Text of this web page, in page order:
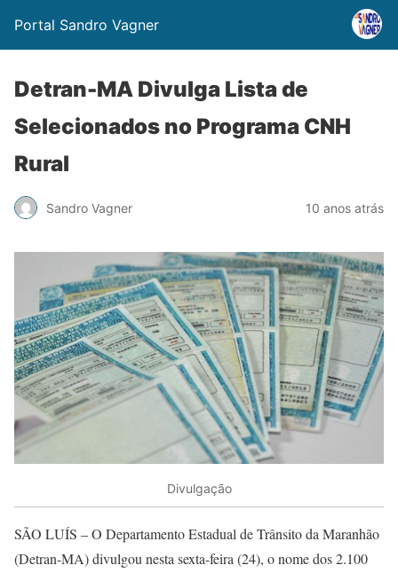
Portal Sandro Vagner
Detran-MA Divulga Lista de
Selecionados no Programa CNH
Rural
Sandro Vagner 10 anos atrás
Divulgação
SÃO LUÍS – O Departamento Estadual de Trânsito da Maranhão
(Detran-MA) divulgou nesta sexta-feira (24), o nome dos 2.100